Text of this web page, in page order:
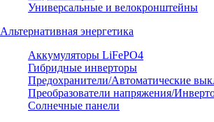
Универсальные и велокронштейны
Альтернативная энергетика
Аккумуляторы LiFePO4
Гибридные инверторы
Предохранители/Автоматические
Преобразователи напряжения/
Солнечные панели